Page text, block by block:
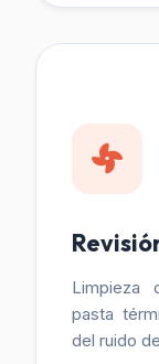
Limpieza
pasta
del ruido